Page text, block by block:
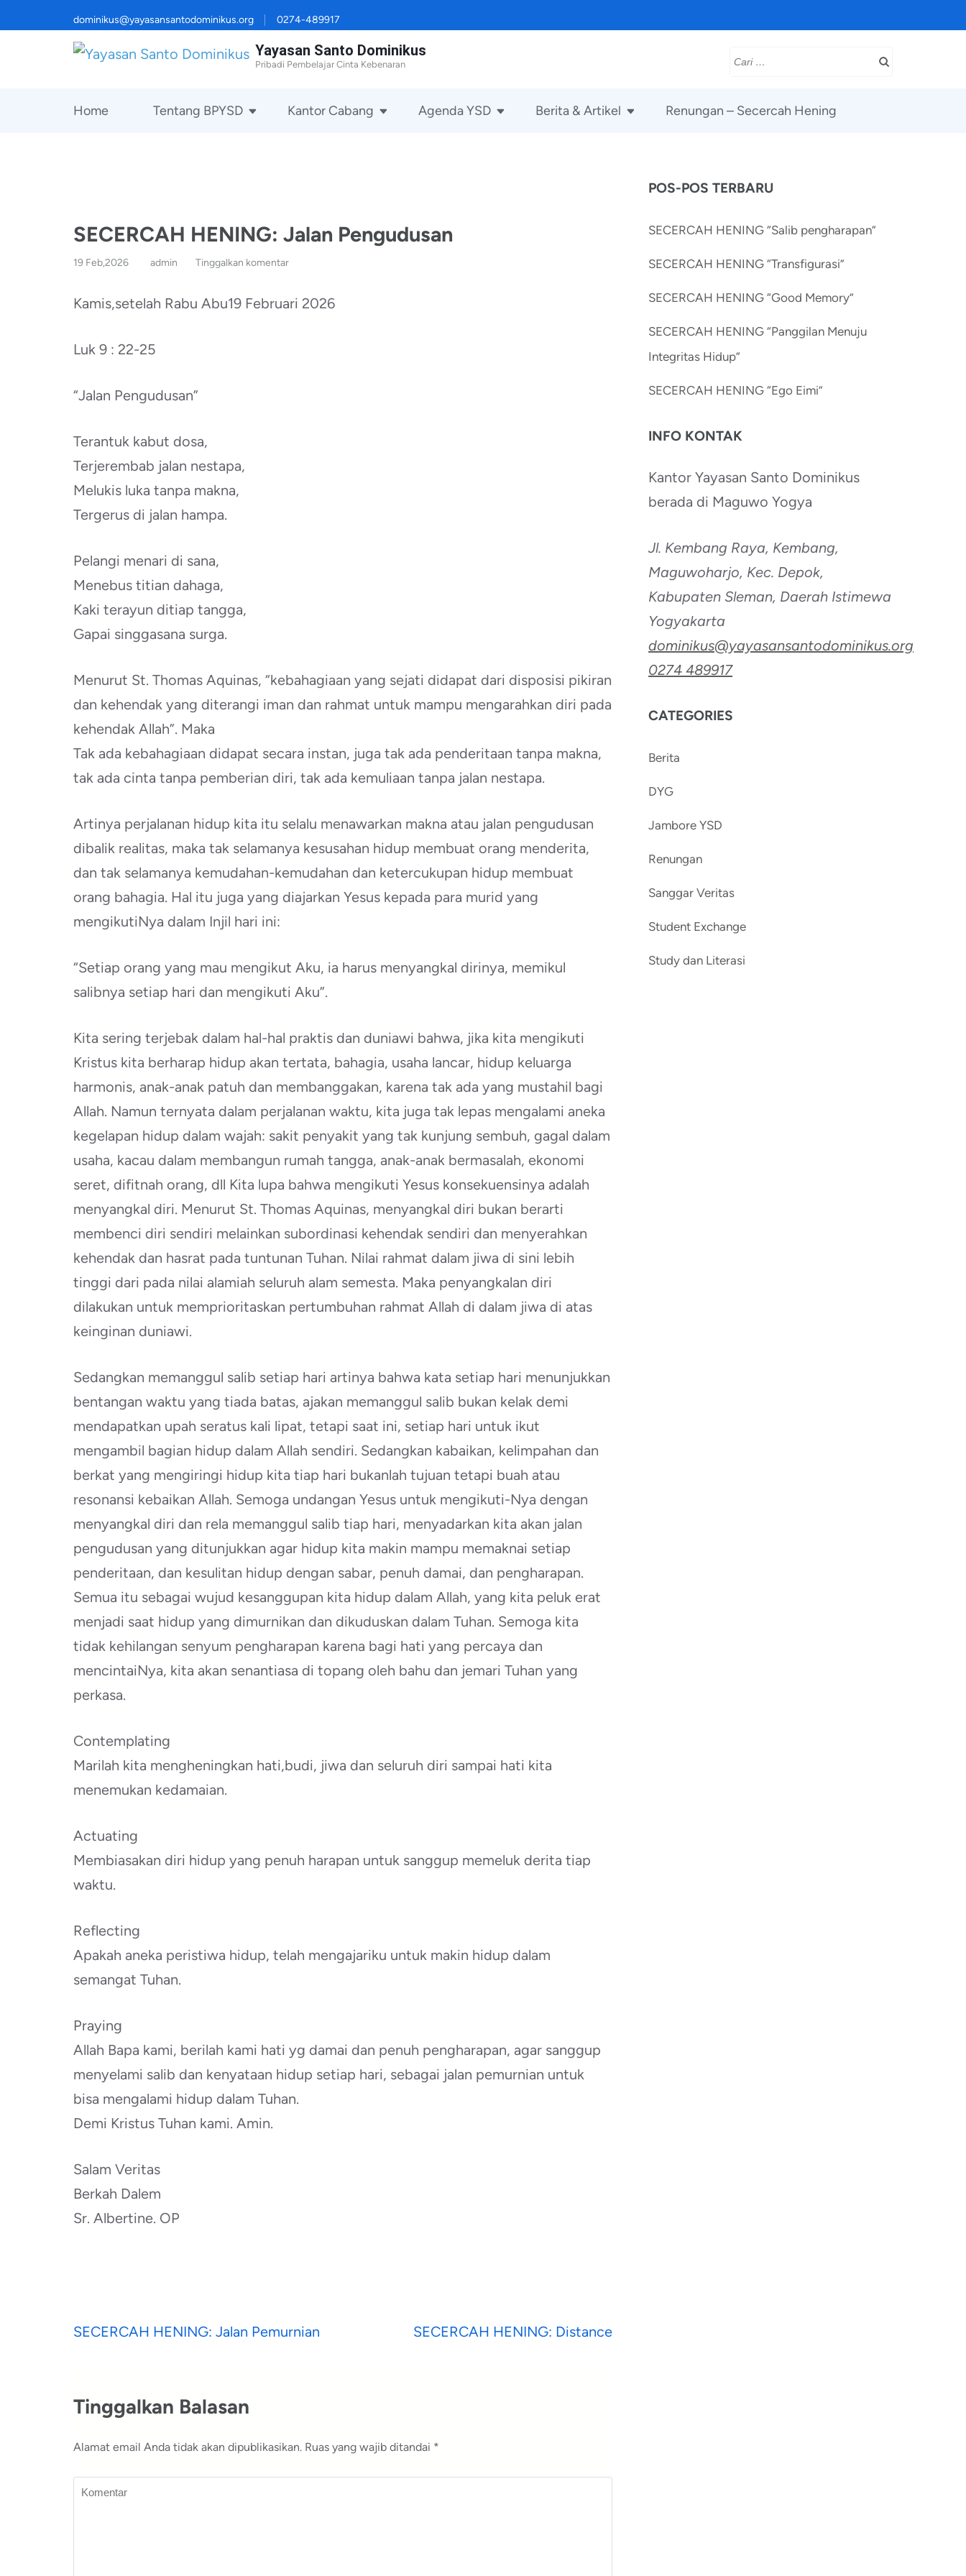
ke
dominikus@yayasansantodominikus.org 0274-489917
Yayasan Santo Dominikus
Pribadi Pembelajar Cinta Kebenaran
Cari
Home Tentang BPYSD Kantor Cabang Agenda YSD Berita & Artikel Renungan – Secercah Hening
SECERCAH HENING: Jalan Pengudusan
19 Feb,2026 admin Tinggalkan komentar
Kamis,setelah Rabu Abu19 Februari 2026
Luk 9 : 22-25
“Jalan Pengudusan”
Terantuk kabut dosa,
Terjerembab jalan nestapa,
Melukis luka tanpa makna,
Tergerus di jalan hampa.
Pelangi menari di sana,
Menebus titian dahaga,
Kaki terayun ditiap tangga,
Gapai singgasana surga.
Menurut St. Thomas Aquinas, “kebahagiaan yang sejati didapat dari disposisi pikiran
dan kehendak yang diterangi iman dan rahmat untuk mampu mengarahkan diri pada
kehendak Allah”. Maka
Tak ada kebahagiaan didapat secara instan, juga tak ada penderitaan tanpa makna,
tak ada cinta tanpa pemberian diri, tak ada kemuliaan tanpa jalan nestapa.
Artinya perjalanan hidup kita itu selalu menawarkan makna atau jalan pengudusan
dibalik realitas, maka tak selamanya kesusahan hidup membuat orang menderita,
dan tak selamanya kemudahan-kemudahan dan ketercukupan hidup membuat
orang bahagia. Hal itu juga yang diajarkan Yesus kepada para murid yang
mengikutiNya dalam Injil hari ini:
“Setiap orang yang mau mengikut Aku, ia harus menyangkal dirinya, memikul
salibnya setiap hari dan mengikuti Aku”.
Kita sering terjebak dalam hal-hal praktis dan duniawi bahwa, jika kita mengikuti
Kristus kita berharap hidup akan tertata, bahagia, usaha lancar, hidup keluarga
harmonis, anak-anak patuh dan membanggakan, karena tak ada yang mustahil bagi
Allah. Namun ternyata dalam perjalanan waktu, kita juga tak lepas mengalami aneka
kegelapan hidup dalam wajah: sakit penyakit yang tak kunjung sembuh, gagal dalam
usaha, kacau dalam membangun rumah tangga, anak-anak bermasalah, ekonomi
seret, difitnah orang, dll Kita lupa bahwa mengikuti Yesus konsekuensinya adalah
menyangkal diri. Menurut St. Thomas Aquinas, menyangkal diri bukan berarti
membenci diri sendiri melainkan subordinasi kehendak sendiri dan menyerahkan
kehendak dan hasrat pada tuntunan Tuhan. Nilai rahmat dalam jiwa di sini lebih
tinggi dari pada nilai alamiah seluruh alam semesta. Maka penyangkalan diri
dilakukan untuk memprioritaskan pertumbuhan rahmat Allah di dalam jiwa di atas
keinginan duniawi.
Sedangkan memanggul salib setiap hari artinya bahwa kata setiap hari menunjukkan
bentangan waktu yang tiada batas, ajakan memanggul salib bukan kelak demi
mendapatkan upah seratus kali lipat, tetapi saat ini, setiap hari untuk ikut
mengambil bagian hidup dalam Allah sendiri. Sedangkan kabaikan, kelimpahan dan
berkat yang mengiringi hidup kita tiap hari bukanlah tujuan tetapi buah atau
resonansi kebaikan Allah. Semoga undangan Yesus untuk mengikuti-Nya dengan
menyangkal diri dan rela memanggul salib tiap hari, menyadarkan kita akan jalan
pengudusan yang ditunjukkan agar hidup kita makin mampu memaknai setiap
penderitaan, dan kesulitan hidup dengan sabar, penuh damai, dan pengharapan.
Semua itu sebagai wujud kesanggupan kita hidup dalam Allah, yang kita peluk erat
menjadi saat hidup yang dimurnikan dan dikuduskan dalam Tuhan. Semoga kita
tidak kehilangan senyum pengharapan karena bagi hati yang percaya dan
mencintaiNya, kita akan senantiasa di topang oleh bahu dan jemari Tuhan yang
perkasa.
Contemplating
Marilah kita mengheningkan hati,budi, jiwa dan seluruh diri sampai hati kita
menemukan kedamaian.
Actuating
Membiasakan diri hidup yang penuh harapan untuk sanggup memeluk derita tiap
waktu.
Reflecting
Apakah aneka peristiwa hidup, telah mengajariku untuk makin hidup dalam
semangat Tuhan.
Praying
Allah Bapa kami, berilah kami hati yg damai dan penuh pengharapan, agar sanggup
menyelami salib dan kenyataan hidup setiap hari, sebagai jalan pemurnian untuk
bisa mengalami hidup dalam Tuhan.
Demi Kristus Tuhan kami. Amin.
Salam Veritas
Berkah Dalem
Sr. Albertine. OP
Navigasi
SECERCAH HENING: Jalan Pemurnian SECERCAH HENING: Distance
Tinggalkan Balasan
Alamat email Anda tidak akan dipublikasikan. Ruas yang wajib ditandai *
Komentar
POS-POS TERBARU
SECERCAH HENING “Salib pengharapan”
SECERCAH HENING “Transfigurasi”
SECERCAH HENING “Good Memory”
SECERCAH HENING “Panggilan Menuju
Integritas Hidup”
SECERCAH HENING “Ego Eimi”
INFO KONTAK
Kantor Yayasan Santo Dominikus
berada di Maguwo Yogya
Jl. Kembang Raya, Kembang,
Maguwoharjo, Kec. Depok,
Kabupaten Sleman, Daerah Istimewa
Yogyakarta
dominikus@yayasansantodominikus.org
0274 489917
CATEGORIES
Berita
DYG
Jambore YSD
Renungan
Sanggar Veritas
Student Exchange
Study dan Literasi